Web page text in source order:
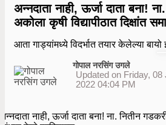
अन्नदाता नाही, ऊर्जा दाता बना!
अकोला कृषी विद्यापीठात दिक्षांत
आता गाड्यांमध्ये विदर्भात तयार केलेल्या
गोपाल नरसिंग उगले
Updated on Friday, 08
2022 04:04 PM